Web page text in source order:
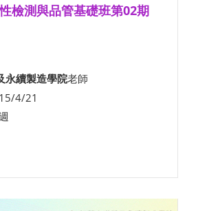
檢測與品管基礎班第02期
永續製造學院老師
4/21